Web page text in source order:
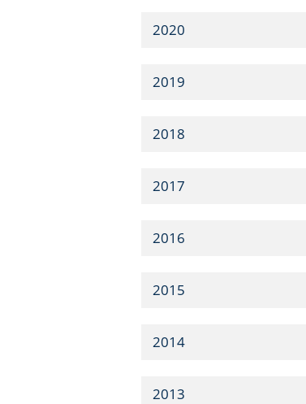
2020
2019
2018
2017
2016
2015
2014
2013